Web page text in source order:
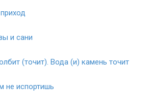
и сани
(точит). Вода (и) камень точит
не испортишь